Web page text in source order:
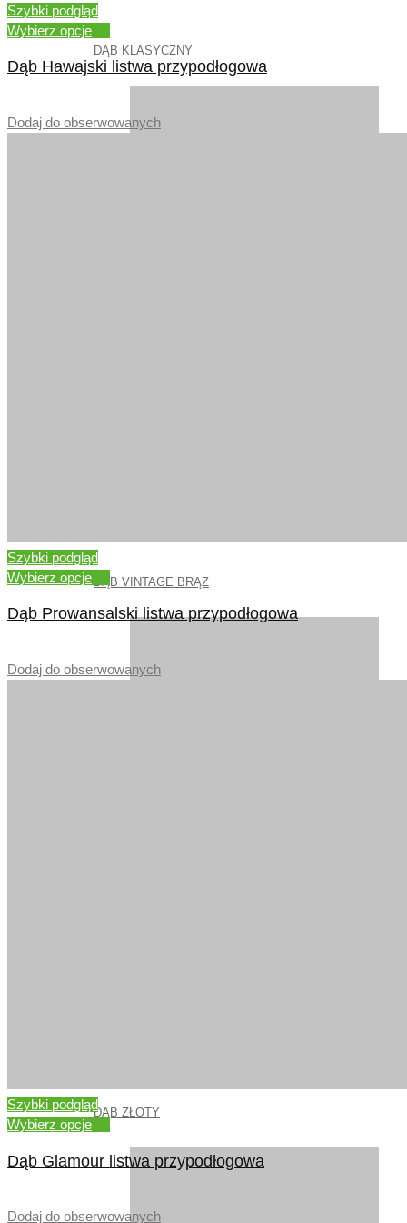
DĄB KLASYCZNY
DĄB VINTAGE BRĄZ
DĄB ZŁOTY
Szybki podgląd
Wybierz opcje
Dąb Hawajski listwa przypodłogowa
Dodaj do obserwowanych
Szybki podgląd
Wybierz opcje
Dąb Prowansalski listwa przypodłogowa
Dodaj do obserwowanych
Szybki podgląd
Wybierz opcje
Dąb Glamour listwa przypodłogowa
Dodaj do obserwowanych